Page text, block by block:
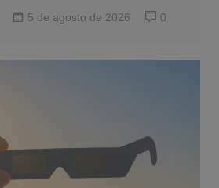
5 de agosto de 2026 0